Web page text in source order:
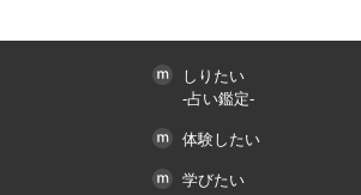
しりたい
-占い鑑定-
体験したい
学びたい